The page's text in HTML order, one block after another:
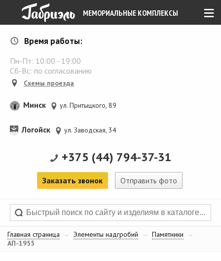
≡
МЕМОРИАЛЬНЫЕ КОМПЛЕКСЫ
Время работы:
Пн-Пт: 10:00 - 19:00
Сб-Вс: по согласованию
Схемы проезда
Минск ул. Притыцкого, 89
Логойск ул. Заводская, 34
+375 (44) 794-37-31
Заказать звонок Отправить фото
Главная страница → Элементы надгробий → Памятники
→
АП-1955